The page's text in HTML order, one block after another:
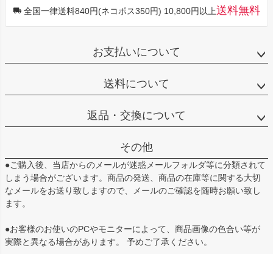
全国一律送料840円(ネコポス350円) 10,800円以上送料無料
お支払いについて
送料について
返品・交換について
その他
●ご購入後、当店からのメールが迷惑メールフォルダ等に分類されて
しまう場合がございます。商品の発送、商品の在庫等に関する大切
なメールをお送り致しますので、メールのご確認を随時お願い致し
ます。
●お客様のお使いのPCやモニターによって、商品画像の色合い等が
実際と異なる場合があります。 予めご了承ください。